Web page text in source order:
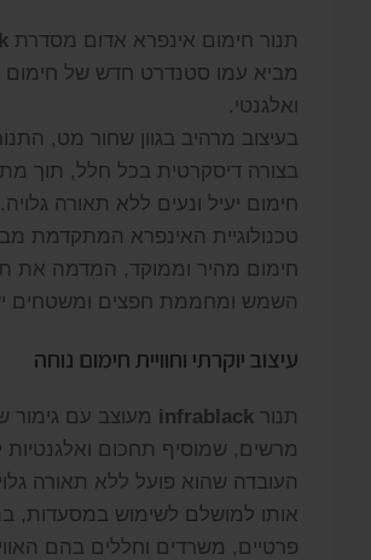
תנור חימום אינפרא אדום מסדרת
מביא עמו סטנדרט חדש של חימום
ואלגנטי.
בעיצוב מרהיב בגוון שחור מט,
בצורה דיסקרטית בכל חלל, תוך
חימום יעיל ונעים ללא תאורה גלויה.
טכנולוגיית האינפרא המתקדמת
חימום מהיר וממוקד, המדמה את
השמש ומחממת חפצים ומשטחים
עיצוב יוקרתי וחוויית חימום נוחה
תנור infrablack מעוצב עם גימור
מרשים, שמוסיף תחכום ואלגנטיות
העובדה שהוא פועל ללא תאורה
אותו למושלם לשימוש במסעדות,
פרטיים, משרדים וחללים בהם